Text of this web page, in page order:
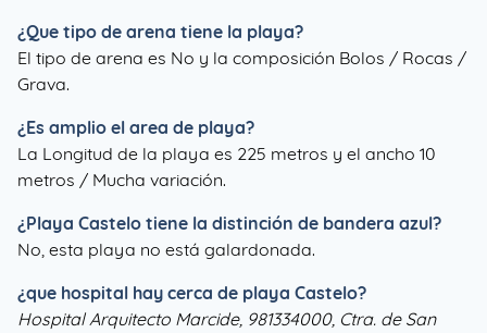
¿Que tipo de arena tiene la playa?
El tipo de arena es No y la composición Bolos / Rocas /
Grava.
¿Es amplio el area de playa?
La Longitud de la playa es 225 metros y el ancho 10
metros / Mucha variación.
¿Playa Castelo tiene la distinción de bandera azul?
No, esta playa no está galardonada.
¿que hospital hay cerca de playa Castelo?
Hospital Arquitecto Marcide, 981334000, Ctra. de San